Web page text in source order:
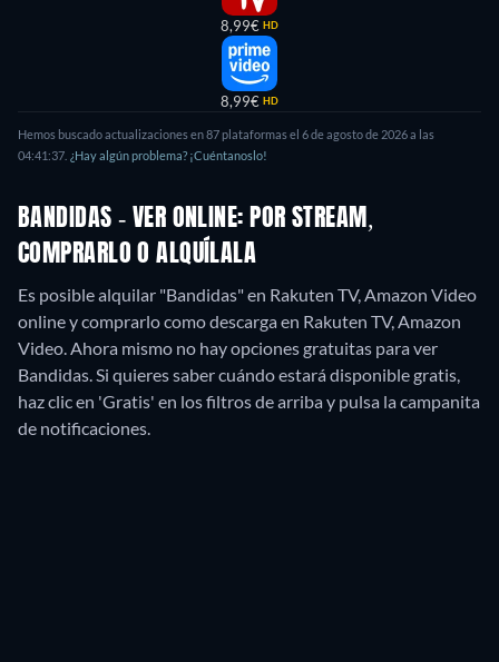
8,99€ HD
8,99€ HD
Hemos buscado actualizaciones en87plataformas el 6 de agosto de 2026a las
04:41:37 ¿Hay algún problema? ¡Cuéntanoslo!
BANDIDAS - VER ONLINE: POR STREAM,
COMPRARLO O ALQUÍLALA
Es posible alquilar "Bandidas" en Rakuten TV, Amazon Video
online y comprarlo como descarga en Rakuten TV, Amazon
Video.Ahora mismo no hay opciones gratuitas para ver
Bandidas. Si quieres saber cuándo estará disponible gratis,
haz clic en 'Gratis' en los filtros de arriba y pulsa la campanita
de notificaciones.